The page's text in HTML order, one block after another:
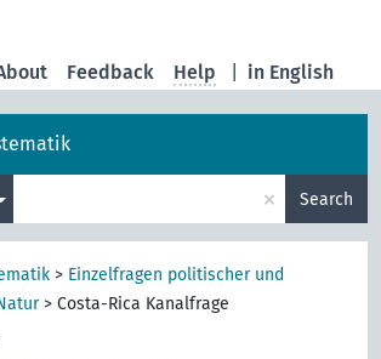
in English
Feedback Help
× Search
> Einzelfragen politischer und
>Costa-Rica Kanalfrage